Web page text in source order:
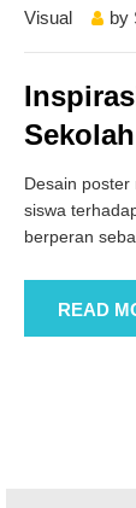
Visual
by
Sekolah
Desain
siswa
berperan
READ